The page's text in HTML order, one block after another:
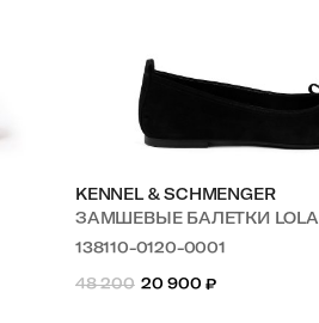
KENNEL & SCHMENGER
ЗАМШЕВЫЕ БАЛЕТКИ LOLA
138110-0120-0001
48 200
20 900 ₽